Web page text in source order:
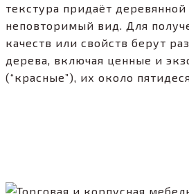
текстура придаёт
неповторимый вид. Для
качеств или свойств берут
дерева, включая ценные и
(“красные”), их около